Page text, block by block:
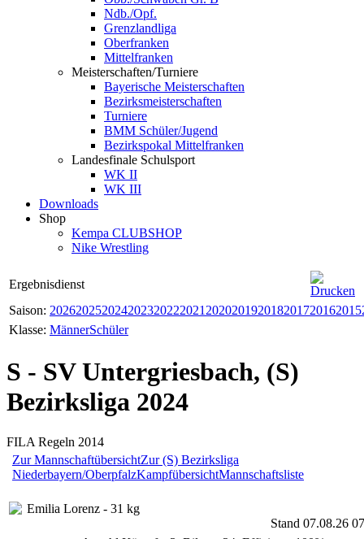
Ndb./Opf.
Grenzlandliga
Oberfranken
Mittelfranken
Meisterschaften/Turniere
Bayerische Meisterschaften
Bezirksmeisterschaften
Turniere
BMM Schüler/Jugend
Bezirkspokal Mittelfranken
Landesfinale Schulsport
WK II
WK III
Downloads
Shop
Kempa CLUBSHOP
Nike Wrestling
Ergebnisdienst
Saison: 202620252024202320222021 202020192018201720162015
Klasse: MännerSchüler
S - SV Untergriesbach, (S)
Bezirksliga 2024
FILA Regeln 2014
Zur MannschaftübersichtZur (S) Bezirksliga
Niederbayern/OberpfalzKampfübersichtMannschaftsliste
Emilia Lorenz - 31 kg
Stand 07.08.26